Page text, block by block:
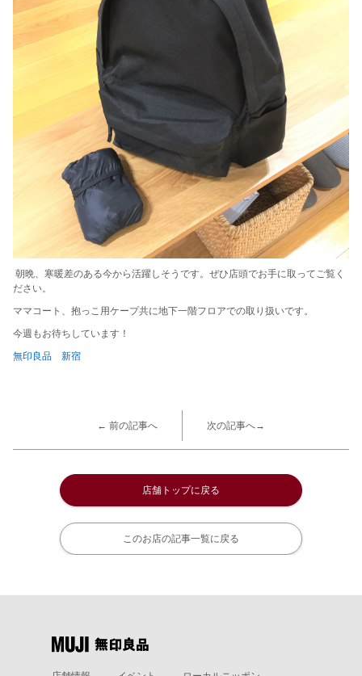
朝晩、寒暖差のある今から活躍しそうです。ぜひ店頭でお手に取ってご覧く
ださい。
ママコート、抱っこ用ケープ共に地下一階フロアでの取り扱いです。
今週もお待ちしています！
無印良品 新宿
← 前の記事へ 次の記事へ→
店舗トップに戻る
このお店の記事一覧に戻る